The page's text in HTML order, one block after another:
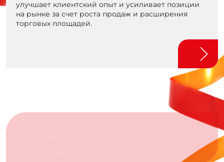
улучшает клиентский опыт и усиливает позиции
на рынке за счет роста продаж и расширения
торговых площадей.